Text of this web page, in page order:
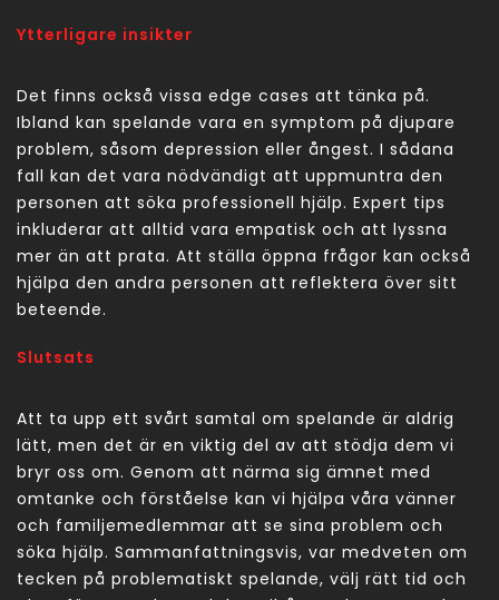
Ytterligare insikter
Det finns också vissa edge cases att tänka på.
Ibland kan spelande vara en symptom på djupare
problem, såsom depression eller ångest. I sådana
fall kan det vara nödvändigt att uppmuntra den
personen att söka professionell hjälp. Expert tips
inkluderar att alltid vara empatisk och att lyssna
mer än att prata. Att ställa öppna frågor kan också
hjälpa den andra personen att reflektera över sitt
beteende.
Slutsats
Att ta upp ett svårt samtal om spelande är aldrig
lätt, men det är en viktig del av att stödja dem vi
bryr oss om. Genom att närma sig ämnet med
omtanke och förståelse kan vi hjälpa våra vänner
och familjemedlemmar att se sina problem och
söka hjälp. Sammanfattningsvis, var medveten om
tecken på problematiskt spelande, välj rätt tid och